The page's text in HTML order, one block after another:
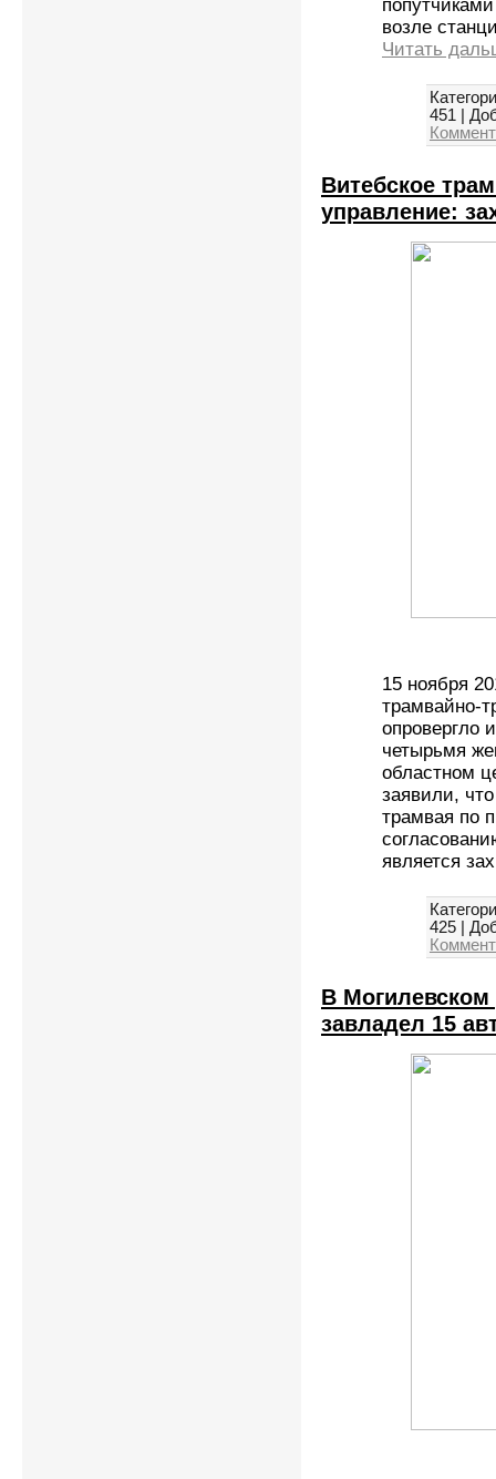
возле
Читать
451
Витебское
управление:
15 ноября
трамвайно-
опровергло
четырьмя
областном
заявили,
трамвая по
является
425
В
завладел 15